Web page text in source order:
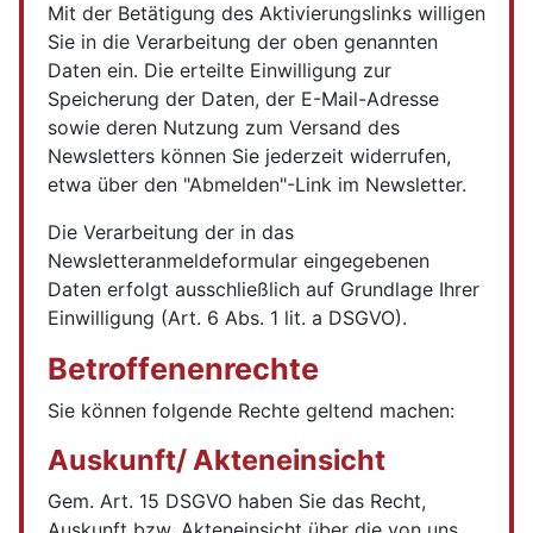
Mit der Betätigung des Aktivierungslinks willigen
Sie in die Verarbeitung der oben genannten
Daten ein. Die erteilte Einwilligung zur
Speicherung der Daten, der E-Mail-Adresse
sowie deren Nutzung zum Versand des
Newsletters können Sie jederzeit widerrufen,
etwa über den "Abmelden"-Link im Newsletter.
Die Verarbeitung der in das
Newsletteranmeldeformular eingegebenen
Daten erfolgt ausschließlich auf Grundlage Ihrer
Einwilligung (Art. 6 Abs. 1 lit. a DSGVO).
Betroffenenrechte
Sie können folgende Rechte geltend machen:
Auskunft/ Akteneinsicht
Gem. Art. 15 DSGVO haben Sie das Recht,